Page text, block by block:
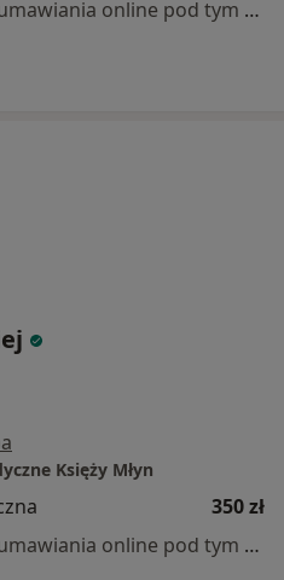
Specjalista nie oferuje umawiania online pod tym adresem.
Księży Młyn
350 zł
Specjalista nie oferuje umawiania online pod tym adresem.